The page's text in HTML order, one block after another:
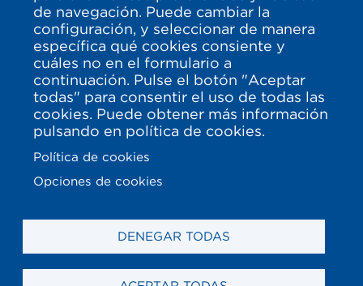
de navegación. Puede cambiar la
configuración, y seleccionar de manera
específica qué cookies consiente y
cuáles no en el formulario a
continuación. Pulse el botón "Aceptar
todas" para consentir el uso de todas las
cookies. Puede obtener más información
pulsando en política de cookies.
Política de cookies
Opciones de cookies
DENEGAR TODAS